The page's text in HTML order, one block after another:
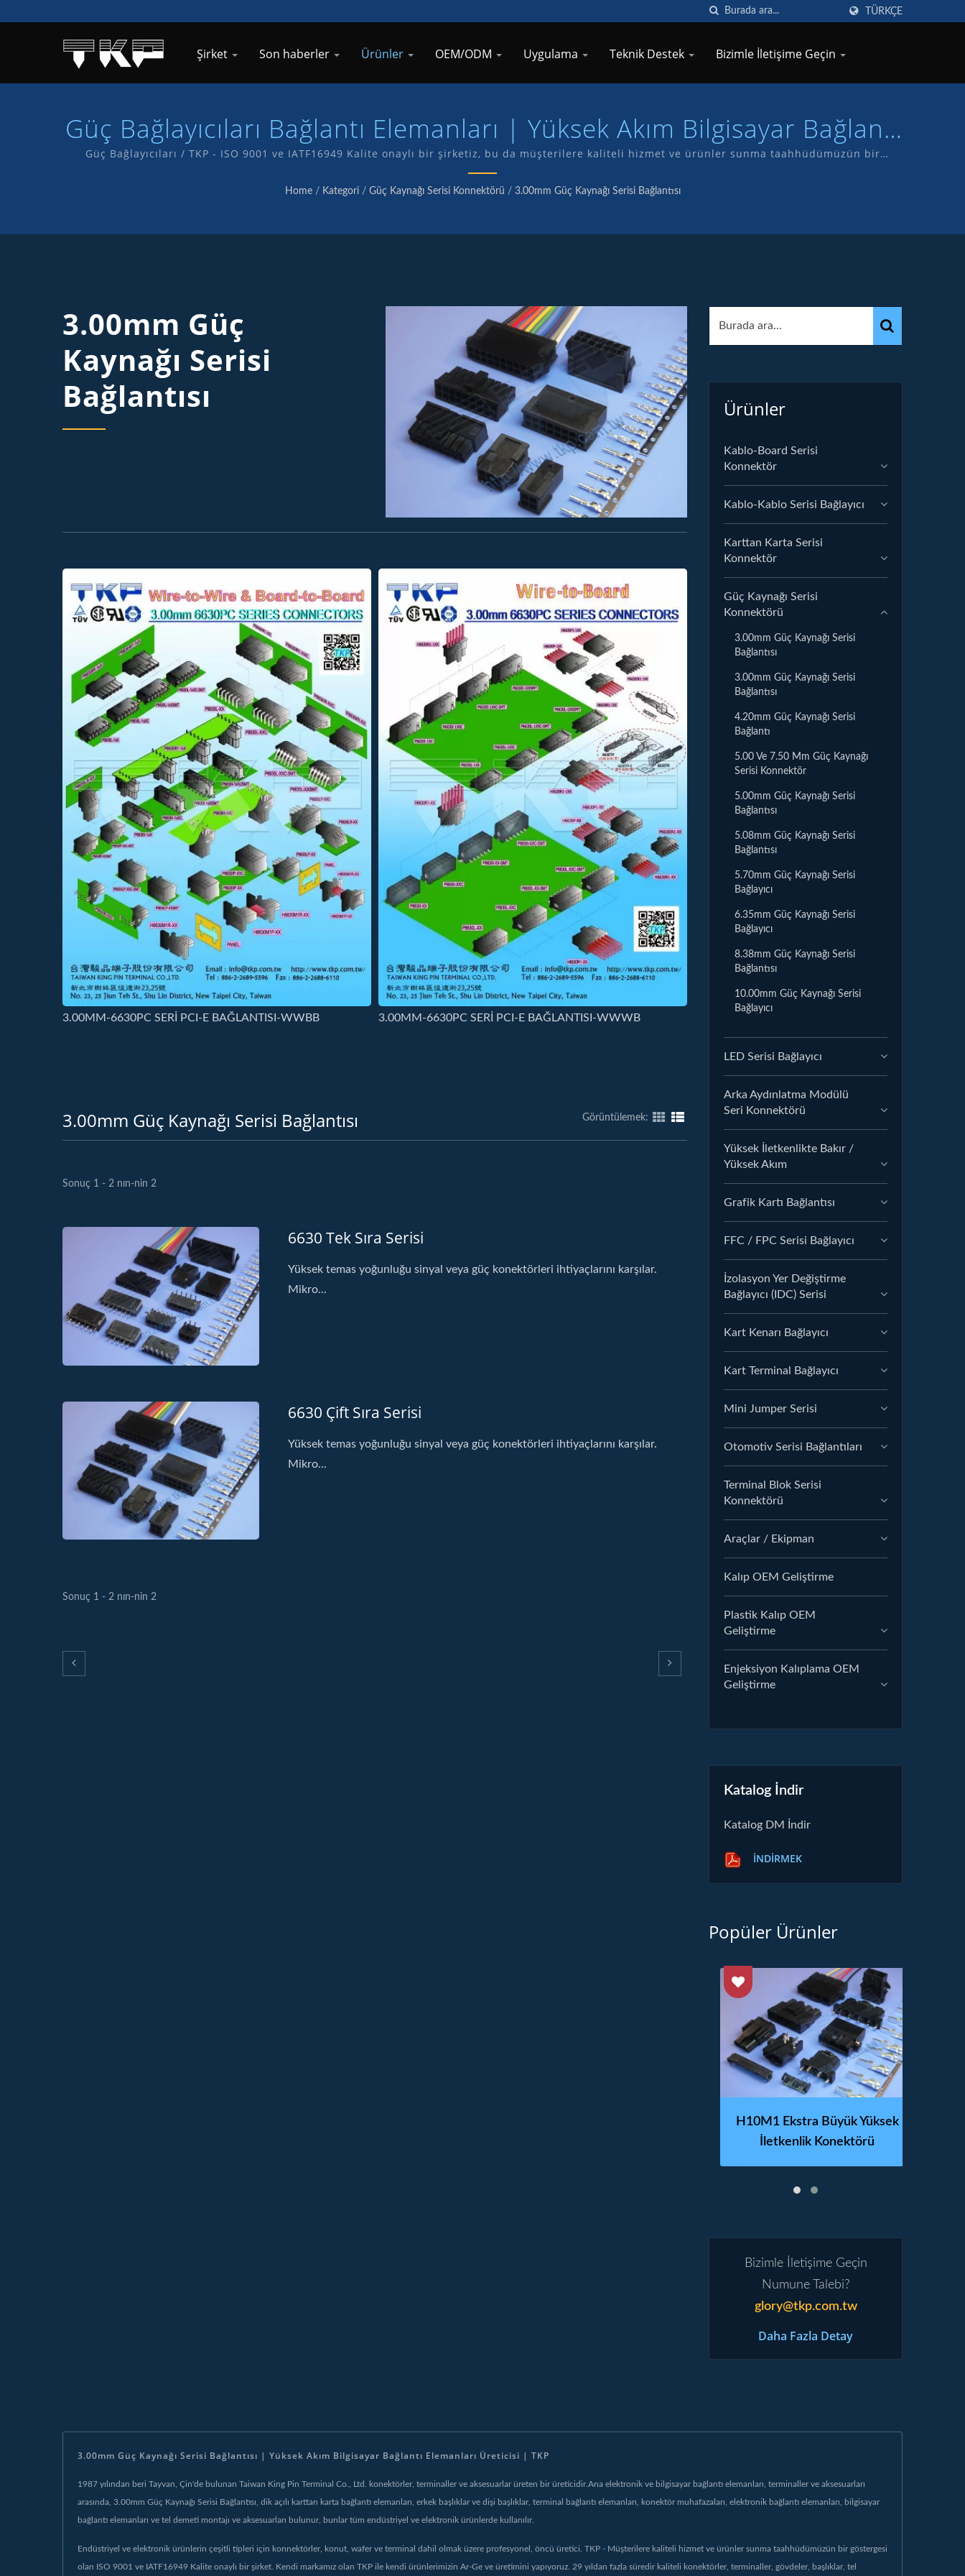
TÜRKÇE
Şirket Son haberler Ürünler OEM/ODM Uygulama Teknik Destek Bizimle İletişime Geçin
Güç Bağlayıcıları Bağlantı Elemanları | Yüksek Akım Bilgisayar Bağlantı
Elemanları Üreticisi | TKP
Güç Bağlayıcıları / TKP - ISO 9001 ve IATF16949 Kalite onaylı bir şirketiz, bu da müşterilere kaliteli hizmet ve ürünler sunma taahhüdümüzün bir
göstergesidir. Kendi markamız olan TKP ile kendi ürünlerimizin Ar-Ge ve üretimini yapıyoruz.
Home / Kategori / Güç Kaynağı Serisi Konnektörü / 3.00mm Güç Kaynağı Serisi Bağlantısı
3.00mm Güç
Kaynağı Serisi
Bağlantısı
3.00MM-6630PC SERİ PCI-E BAĞLANTISI-WWBB 3.00MM-6630PC SERİ PCI-E BAĞLANTISI-WWWB
3.00mm Güç Kaynağı Serisi Bağlantısı Görüntülemek:
Sonuç 1 - 2 nın-nin 2
6630 Tek Sıra Serisi
Yüksek temas yoğunluğu sinyal veya güç konektörleri ihtiyaçlarını karşılar.
Mikro...
6630 Çift Sıra Serisi
Yüksek temas yoğunluğu sinyal veya güç konektörleri ihtiyaçlarını karşılar.
Mikro...
Sonuç 1 - 2 nın-nin 2
Ürünler
Kablo-Board Serisi
Konnektör
Kablo-Kablo Serisi Bağlayıcı
Karttan Karta Serisi
Konnektör
Güç Kaynağı Serisi
Konnektörü
3.00mm Güç Kaynağı Serisi
Bağlantısı
3.00mm Güç Kaynağı Serisi
Bağlantısı
4.20mm Güç Kaynağı Serisi
Bağlantı
5.00 Ve 7.50 Mm Güç Kaynağı
Serisi Konnektör
5.00mm Güç Kaynağı Serisi
Bağlantısı
5.08mm Güç Kaynağı Serisi
Bağlantısı
5.70mm Güç Kaynağı Serisi
Bağlayıcı
6.35mm Güç Kaynağı Serisi
Bağlayıcı
8.38mm Güç Kaynağı Serisi
Bağlantısı
10.00mm Güç Kaynağı Serisi
Bağlayıcı
LED Serisi Bağlayıcı
Arka Aydınlatma Modülü
Seri Konnektörü
Yüksek İletkenlikte Bakır /
Yüksek Akım
Grafik Kartı Bağlantısı
FFC / FPC Serisi Bağlayıcı
İzolasyon Yer Değiştirme
Bağlayıcı (IDC) Serisi
Kart Kenarı Bağlayıcı
Kart Terminal Bağlayıcı
Mini Jumper Serisi
Otomotiv Serisi Bağlantıları
Terminal Blok Serisi
Konnektörü
Araçlar / Ekipman
Kalıp OEM Geliştirme
Plastik Kalıp OEM
Geliştirme
Enjeksiyon Kalıplama OEM
Geliştirme
Katalog İndir
Katalog DM İndir
İNDIRMEK
Popüler Ürünler
H10M1 Ekstra Büyük Yüksek
İletkenlik Konektörü
Bizimle İletişime Geçin
Numune Talebi?
glory@tkp.com.tw
Daha Fazla Detay
3.00mm Güç Kaynağı Serisi Bağlantısı | Yüksek Akım Bilgisayar Bağlantı Elemanları Üreticisi | TKP
1987 yılından beri Tayvan, Çin'de bulunan Taiwan King Pin Terminal Co., Ltd. konektörler, terminaller ve aksesuarlar üreten bir üreticidir.Ana elektronik ve bilgisayar bağlantı elemanları, terminaller ve aksesuarları
arasında, 3.00mm Güç Kaynağı Serisi Bağlantısı, dik açılı karttan karta bağlantı elemanları, erkek başlıklar ve dişi başlıklar, terminal bağlantı elemanları, konektör muhafazaları, elektronik bağlantı elemanları, bilgisayar
bağlantı elemanları ve tel demeti montajı ve aksesuarları bulunur, bunlar tüm endüstriyel ve elektronik ürünlerde kullanılır.
Endüstriyel ve elektronik ürünlerin çeşitli tipleri için konnektörler, konut, wafer ve terminal dahil olmak üzere profesyonel, öncü üretici. TKP - Müşterilere kaliteli hizmet ve ürünler sunma taahhüdümüzün bir göstergesi
olan ISO 9001 ve IATF16949 Kalite onaylı bir şirket. Kendi markamız olan TKP ile kendi ürünlerimizin Ar-Ge ve üretimini yapıyoruz. 29 yıldan fazla süredir kaliteli konektörler, terminaller, gövdeler, başlıklar, tel